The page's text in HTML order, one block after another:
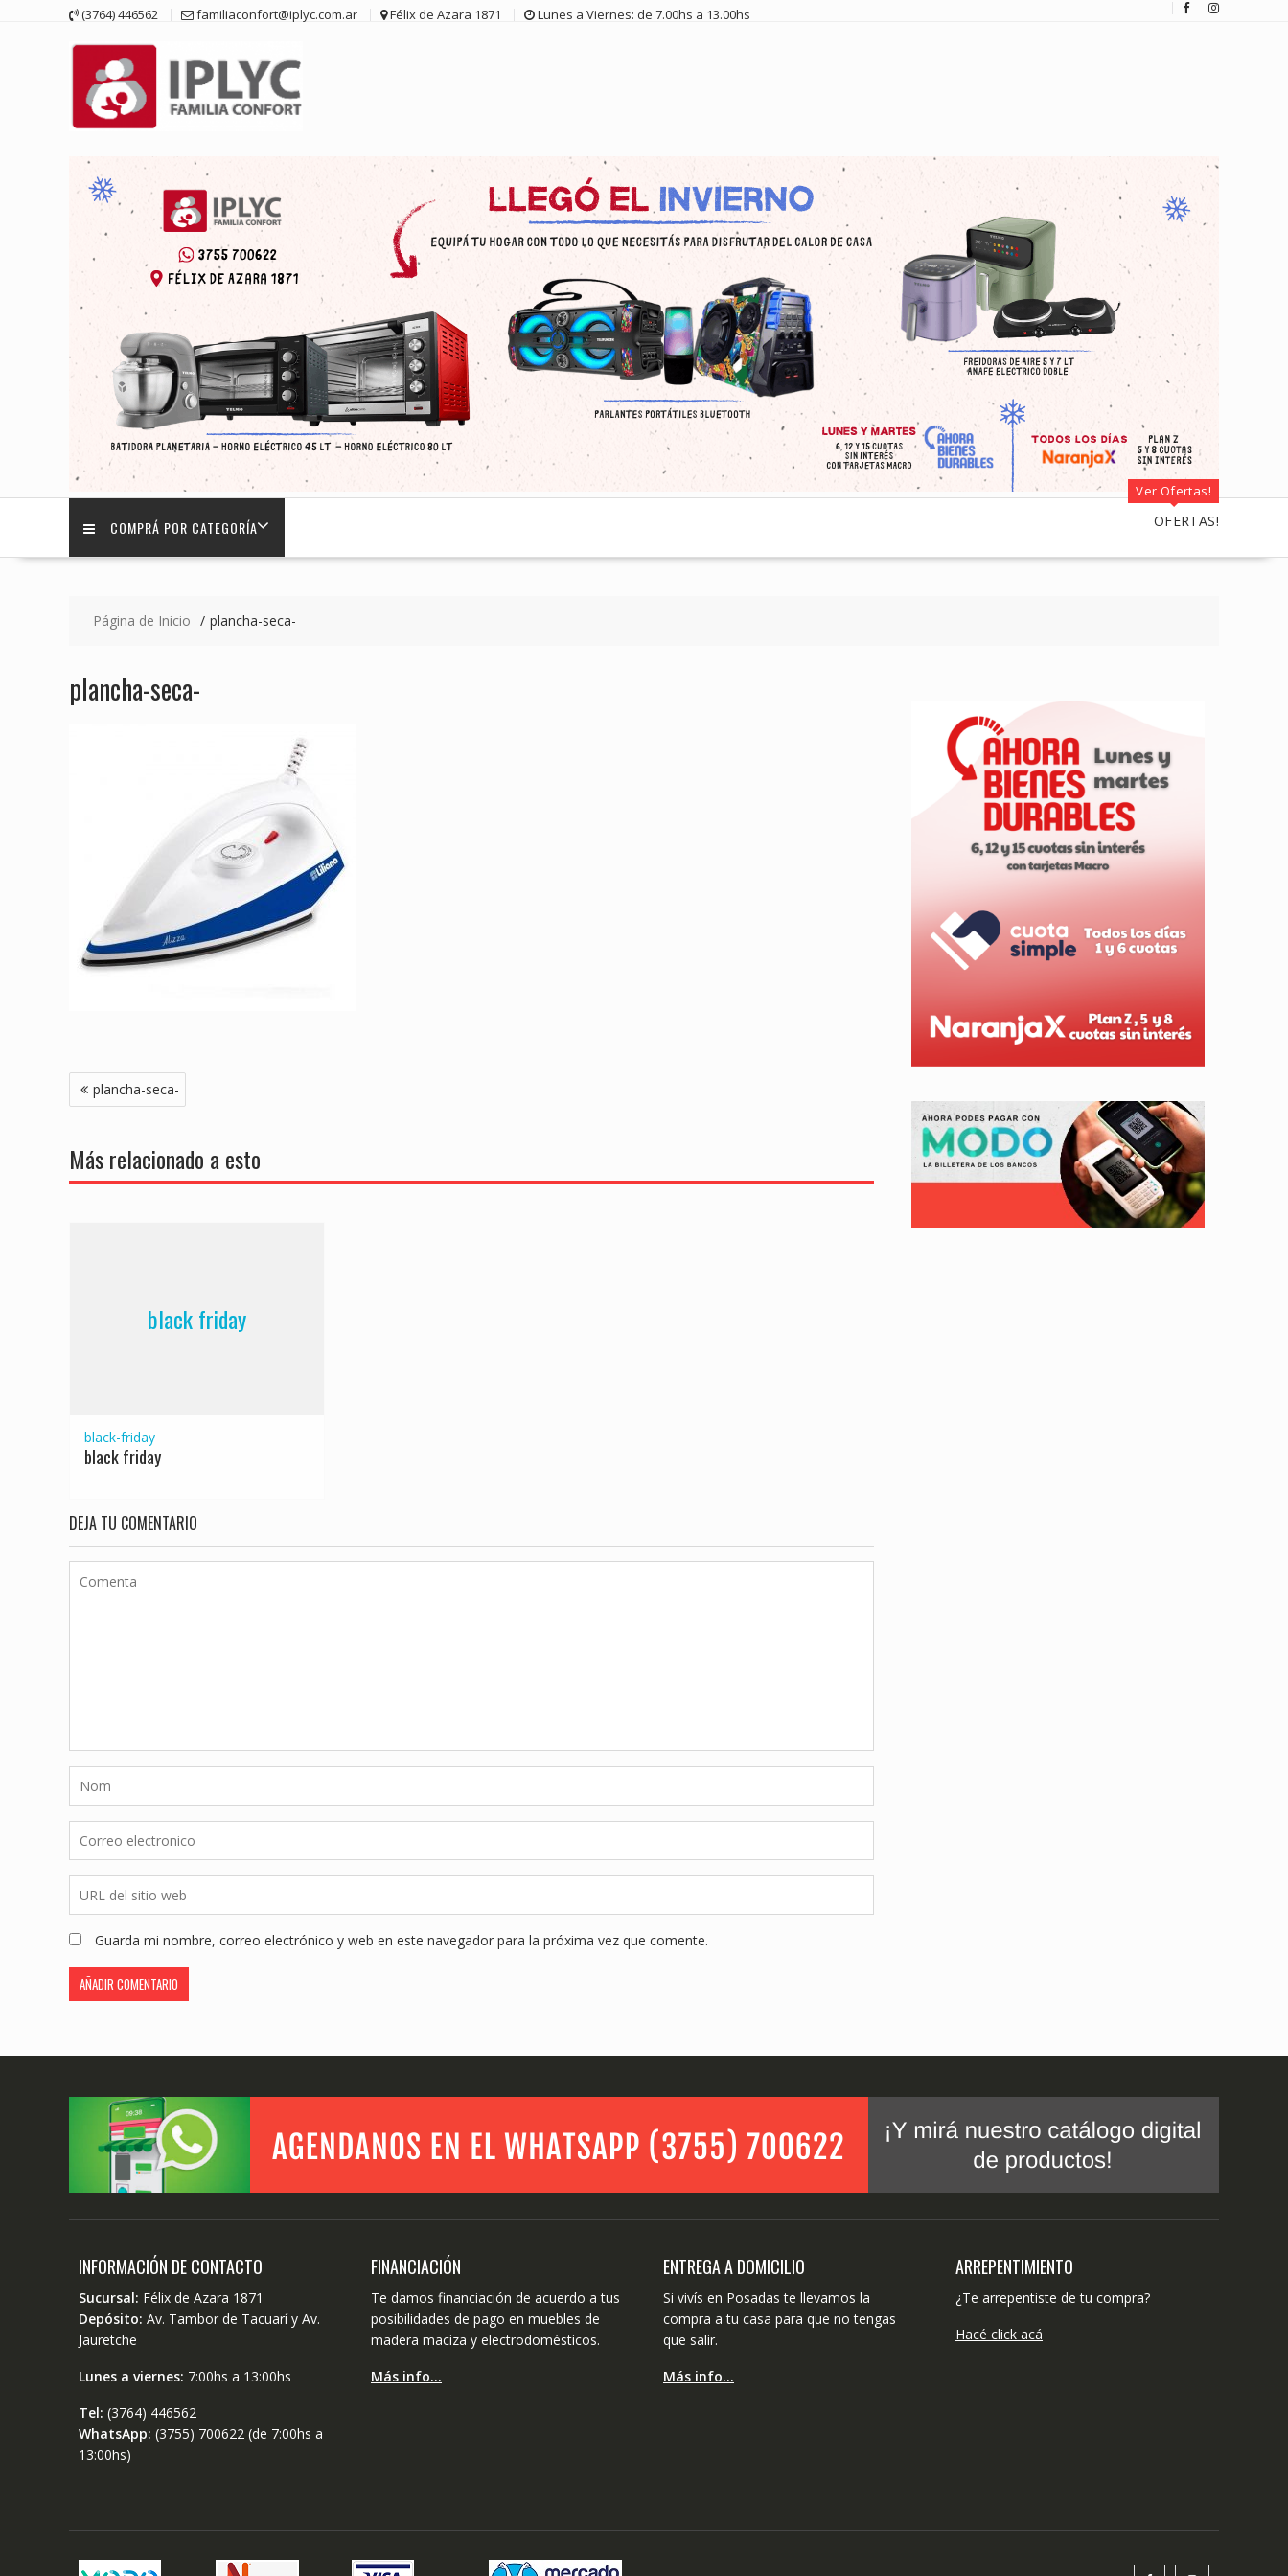
(3764) 446562 familiaconfort@iplyc.com.ar Félix de Azara 1871 Lunes a Viernes: de 7.00hs a 13.00hs
COMPRÁ POR CATEGORÍA
Ver Ofertas!
OFERTAS!
Página de Inicio plancha-seca-
plancha-seca-
Navegación
de
plancha-seca-
Más relacionado a esto
black friday
black-friday
black friday
DEJA TU COMENTARIO
Guarda mi nombre, correo electrónico y web en este navegador para la próxima vez que comente.
INFORMACIÓN DE CONTACTO
Sucursal: Félix de Azara 1871
Depósito: Av. Tambor de Tacuarí y Av.
Jauretche
Lunes a viernes: 7:00hs a 13:00hs
Tel: (3764) 446562
WhatsApp: (3755) 700622 (de 7:00hs a
13:00hs)
FINANCIACIÓN
Te damos financiación de acuerdo a tus
posibilidades de pago en muebles de
madera maciza y electrodomésticos.
Más info…
ENTREGA A DOMICILIO
Si vivís en Posadas te llevamos la
compra a tu casa para que no tengas
que salir.
Más info…
ARREPENTIMIENTO
¿Te arrepentiste de tu compra?
Hacé click acá